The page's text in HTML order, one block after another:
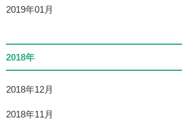
2019年01月
2018年
2018年12月
2018年11月